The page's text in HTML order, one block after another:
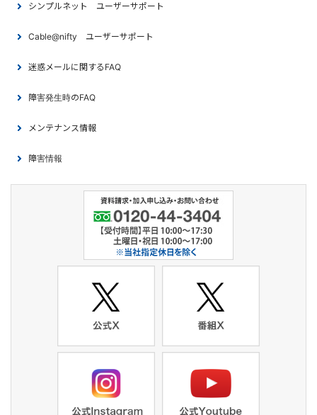
シンプルネット ユーザーサポート
Cable@nifty ユーザーサポート
迷惑メールに関するFAQ
障害発生時のFAQ
メンテナンス情報
障害情報